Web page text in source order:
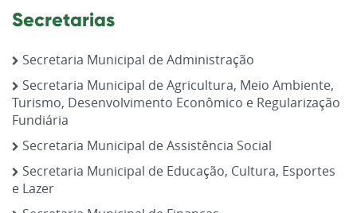
Secretarias
Secretaria Municipal de Administração
Secretaria Municipal de Agricultura, Meio Ambiente,
Turismo, Desenvolvimento Econômico e Regularização
Fundiária
Secretaria Municipal de Assistência Social
Secretaria Municipal de Educação, Cultura, Esportes
e Lazer